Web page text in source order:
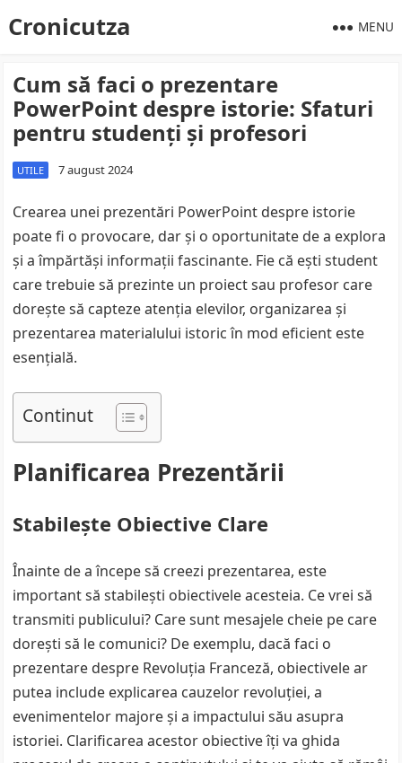
Cronicutza MENU
Cum să faci o prezentare
PowerPoint despre istorie: Sfaturi
pentru studenți și profesori
UTILE 7 august 2024
Crearea unei prezentări PowerPoint despre istorie
poate fi o provocare, dar și o oportunitate de a explora
și a împărtăși informații fascinante. Fie că ești student
care trebuie să prezinte un proiect sau profesor care
dorește să capteze atenția elevilor, organizarea și
prezentarea materialului istoric în mod eficient este
esențială.
Continut
Planificarea Prezentării
Stabilește Obiective Clare
Înainte de a începe să creezi prezentarea, este
important să stabilești obiectivele acesteia. Ce vrei să
transmiti publicului? Care sunt mesajele cheie pe care
dorești să le comunici? De exemplu, dacă faci o
prezentare despre Revoluția Franceză, obiectivele ar
putea include explicarea cauzelor revoluției, a
evenimentelor majore și a impactului său asupra
istoriei. Clarificarea acestor obiective îți va ghida